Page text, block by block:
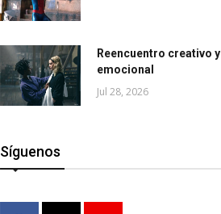
Reencuentro creativo y
emocional
Jul 28, 2026
Síguenos